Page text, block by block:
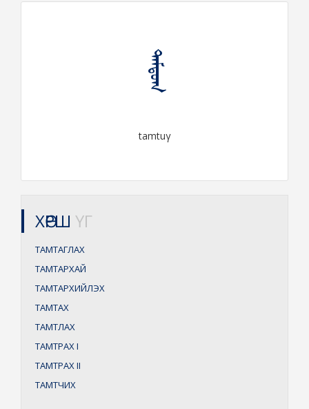
ᠲᠠᠮᠲᠤᠭ
tamtuγ
ХӨРШ ҮГ
ТАМТАГЛАХ
ТАМТАРХАЙ
ТАМТАРХИЙЛЭХ
ТАМТАХ
ТАМТЛАХ
ТАМТРАХI
ТАМТРАХII
ТАМТЧИХ